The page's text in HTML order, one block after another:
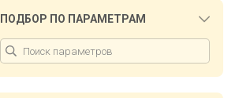
ПОДБОР ПО ПАРАМЕТРАМ